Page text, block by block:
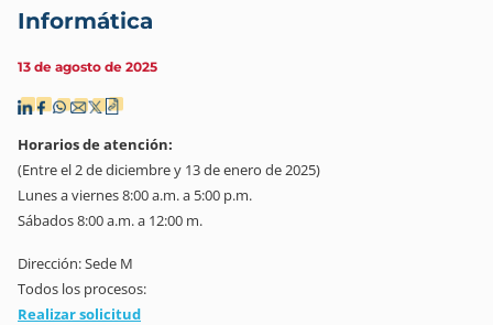
Informática
13 de agosto de 2025
Horarios de atención:
(Entre el 2 de diciembre y 13 de enero de 2025)
Lunes a viernes 8:00 a.m. a 5:00 p.m.
Sábados 8:00 a.m. a 12:00 m.
Dirección: Sede M
Todos los procesos:
Realizar solicitud